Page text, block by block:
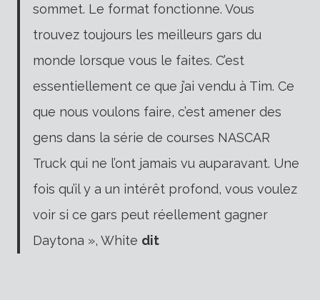
sommet. Le format fonctionne. Vous
trouvez toujours les meilleurs gars du
monde lorsque vous le faites. C’est
essentiellement ce que j’ai vendu à Tim. Ce
que nous voulons faire, c’est amener des
gens dans la série de courses NASCAR
Truck qui ne l’ont jamais vu auparavant. Une
fois qu’il y a un intérêt profond, vous voulez
voir si ce gars peut réellement gagner
Daytona », White dit